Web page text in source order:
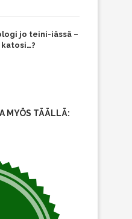
jo teini-iässä –
MYÖS TÄÄLLÄ: